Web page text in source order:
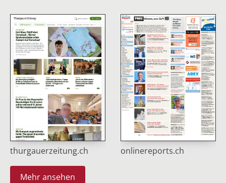
thurgauerzeitung.ch onlinereports.ch
Mehr ansehen